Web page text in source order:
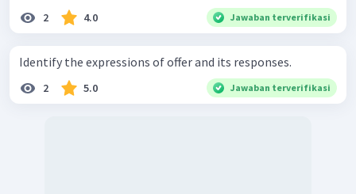
2 4.0 Jawaban terverifikasi
Identify the expressions of offer and its responses.
2 5.0 Jawaban terverifikasi